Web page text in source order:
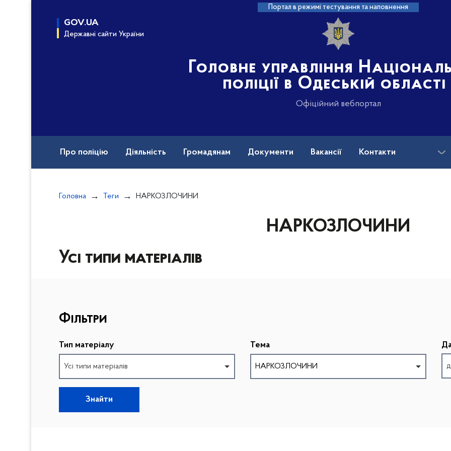
Портал в режимі тестування та наповнення
GOV.UA
Державні сайти України
Головне управління
поліції в Одеській області
Офіційний вебпортал
Про поліцію Діяльність Громадянам Документи Вакансії Контакти
Головна Теги НАРКОЗЛОЧИНИ
НАРКОЗЛОЧИНИ
Усі типи матеріалів
р
п
у
т
и
Фільтри
Тип матеріалу
Усі типи матеріалів
Тема
НАРКОЗЛОЧИНИ
Знайти